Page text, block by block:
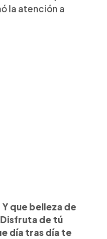
la atención a
que belleza de
de tú
día tras día te